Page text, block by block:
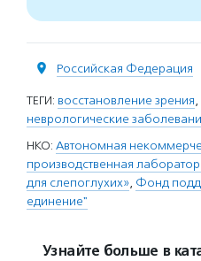
Российская Федерация
ТЕГИ: восстановление зрения,
неврологические
НКО: Автономная
производственная
для слепоглухих», Фонд
единение"
Узнайте больше в